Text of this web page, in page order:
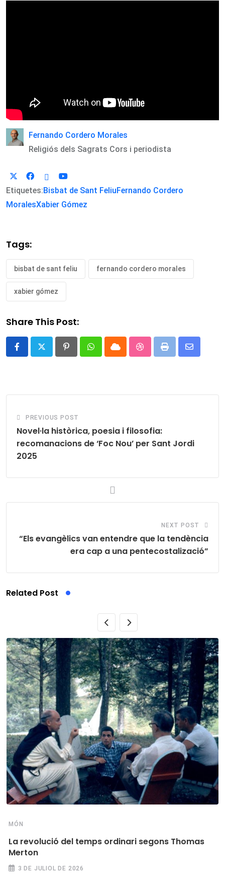
Fernando Cordero Morales
Religiós dels Sagrats Cors i periodista
Etiquetes:Bisbat de Sant FeliuFernando Cordero
MoralesXabier Gómez
Tags:
bisbat de sant feliu fernando cordero morales
xabier gómez
Share This Post:
PinterestWhatsapp
Cloud StumbleUpon
Print
Share
PREVIOUS POST
Novel·la històrica, poesia i filosofia:
recomanacions de ‘Foc Nou’ per Sant Jordi
2025
NEXT POST
“Els evangèlics van entendre que la tendència
era cap a una pentecostalizació”
Related Post
MÓN
La revolució del temps ordinari segons Thomas
Merton
3 DE JULIOL DE 2026